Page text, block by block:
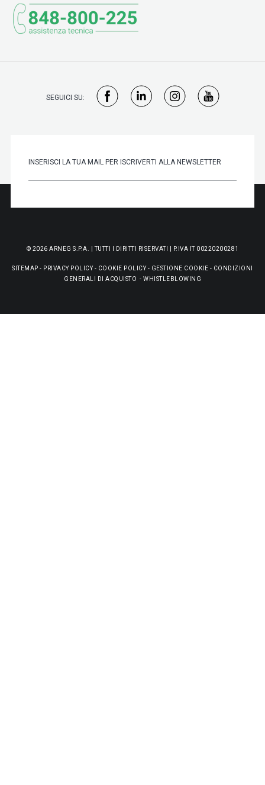
SEGUICI SU:
© 2026 ARNEG S.P.A. | TUTTI I DIRITTI RISERVATI | P.IVA IT 00220200281
SITEMAP - PRIVACY POLICY - COOKIE POLICY - GESTIONE COOKIE - CONDIZIONI
GENERALI DI ACQUISTO - WHISTLEBLOWING